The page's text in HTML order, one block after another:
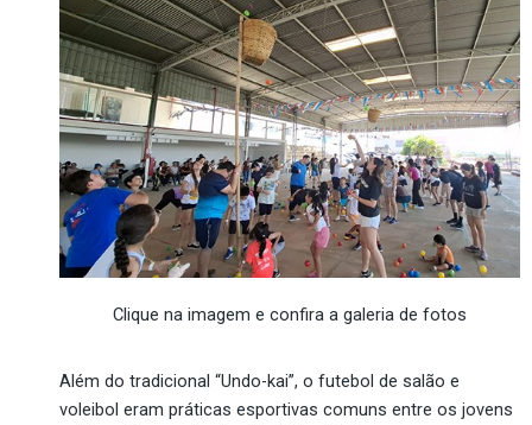
Clique na imagem e confira a galeria de fotos
Além do tradicional “Undo-kai”, o futebol de salão e
voleibol eram práticas esportivas comuns entre os jovens